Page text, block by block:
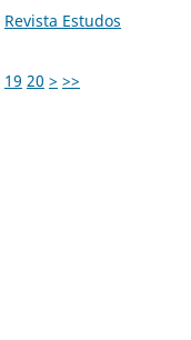
Revista Estudos
19 20 > >>